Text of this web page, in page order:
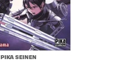
PIKA SEINEN